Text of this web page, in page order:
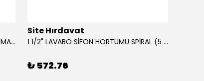
0.80x27x50mm KRONE DIN340 UZUN MATKAP UCU HSS 10 Adet
Site Hırdavat
1 1/2" LAVABO SİFON HORTUMU SPİRAL (5 MT)
₺ 572.76